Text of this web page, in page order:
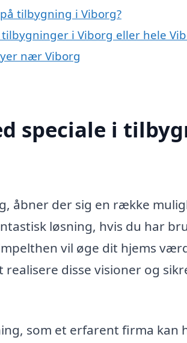
tilbygning i Viborg?
i Viborg eller hele
nær Viborg
speciale i
åbner der sig en række
løsning, hvis du har
vil øge dit hjems
disse visioner og
som et erfarent firma kan